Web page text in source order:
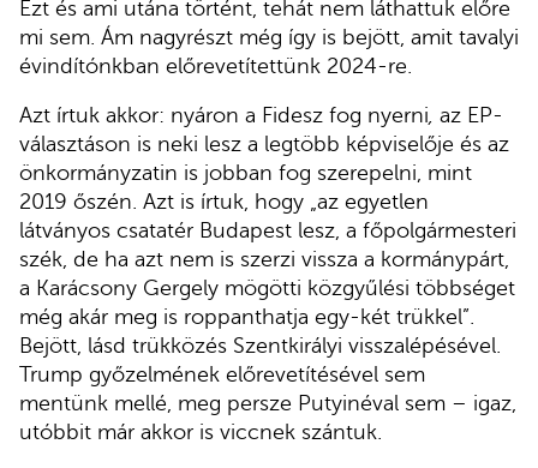
Ezt és ami utána történt, tehát nem láthattuk előre
mi sem. Ám nagyrészt még így is bejött, amit tavalyi
évindítónkban előrevetítettünk 2024-re.
Azt írtuk akkor: nyáron a Fidesz fog nyerni, az EP-
választáson is neki lesz a legtöbb képviselője és az
önkormányzatin is jobban fog szerepelni, mint
2019 őszén. Azt is írtuk, hogy „az egyetlen
látványos csatatér Budapest lesz, a főpolgármesteri
szék, de ha azt nem is szerzi vissza a kormánypárt,
a Karácsony Gergely mögötti közgyűlési többséget
még akár meg is roppanthatja egy-két trükkel”.
Bejött, lásd trükközés Szentkirályi visszalépésével.
Trump győzelmének előrevetítésével sem
mentünk mellé, meg persze Putyinéval sem – igaz,
utóbbit már akkor is viccnek szántuk.